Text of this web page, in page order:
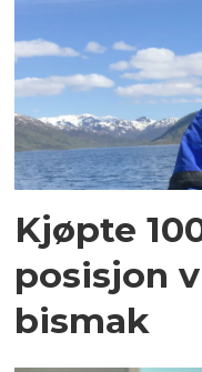
Kjøpte
posisjon
bismak